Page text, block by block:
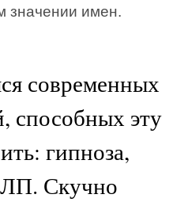
значении имен.
современных
способных эту
гипноза,
Скучно